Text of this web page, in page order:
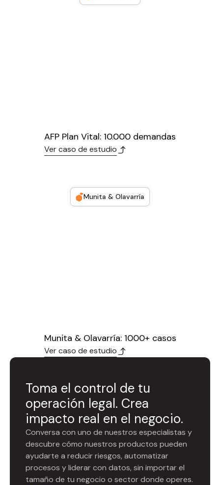
AFP Plan Vital: 10.000 demandas
Ver caso de estudio
Munita & Olavarría
Munita & Olavarría: 1000+ casos
Ver caso de estudio
Toma el control de tu
operación legal. Crea
impacto real en el negocio.
Conversa con uno de nuestros especialistas y
descubre cómo nuestros productos pueden
ayudarte a reducir riesgos, automatizar
procesos y liderar con datos, sin importar el
tamaño de tu negocio o sector donde operes.